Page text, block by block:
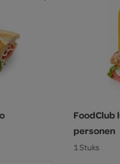
FoodClub
personen
1 Stuks